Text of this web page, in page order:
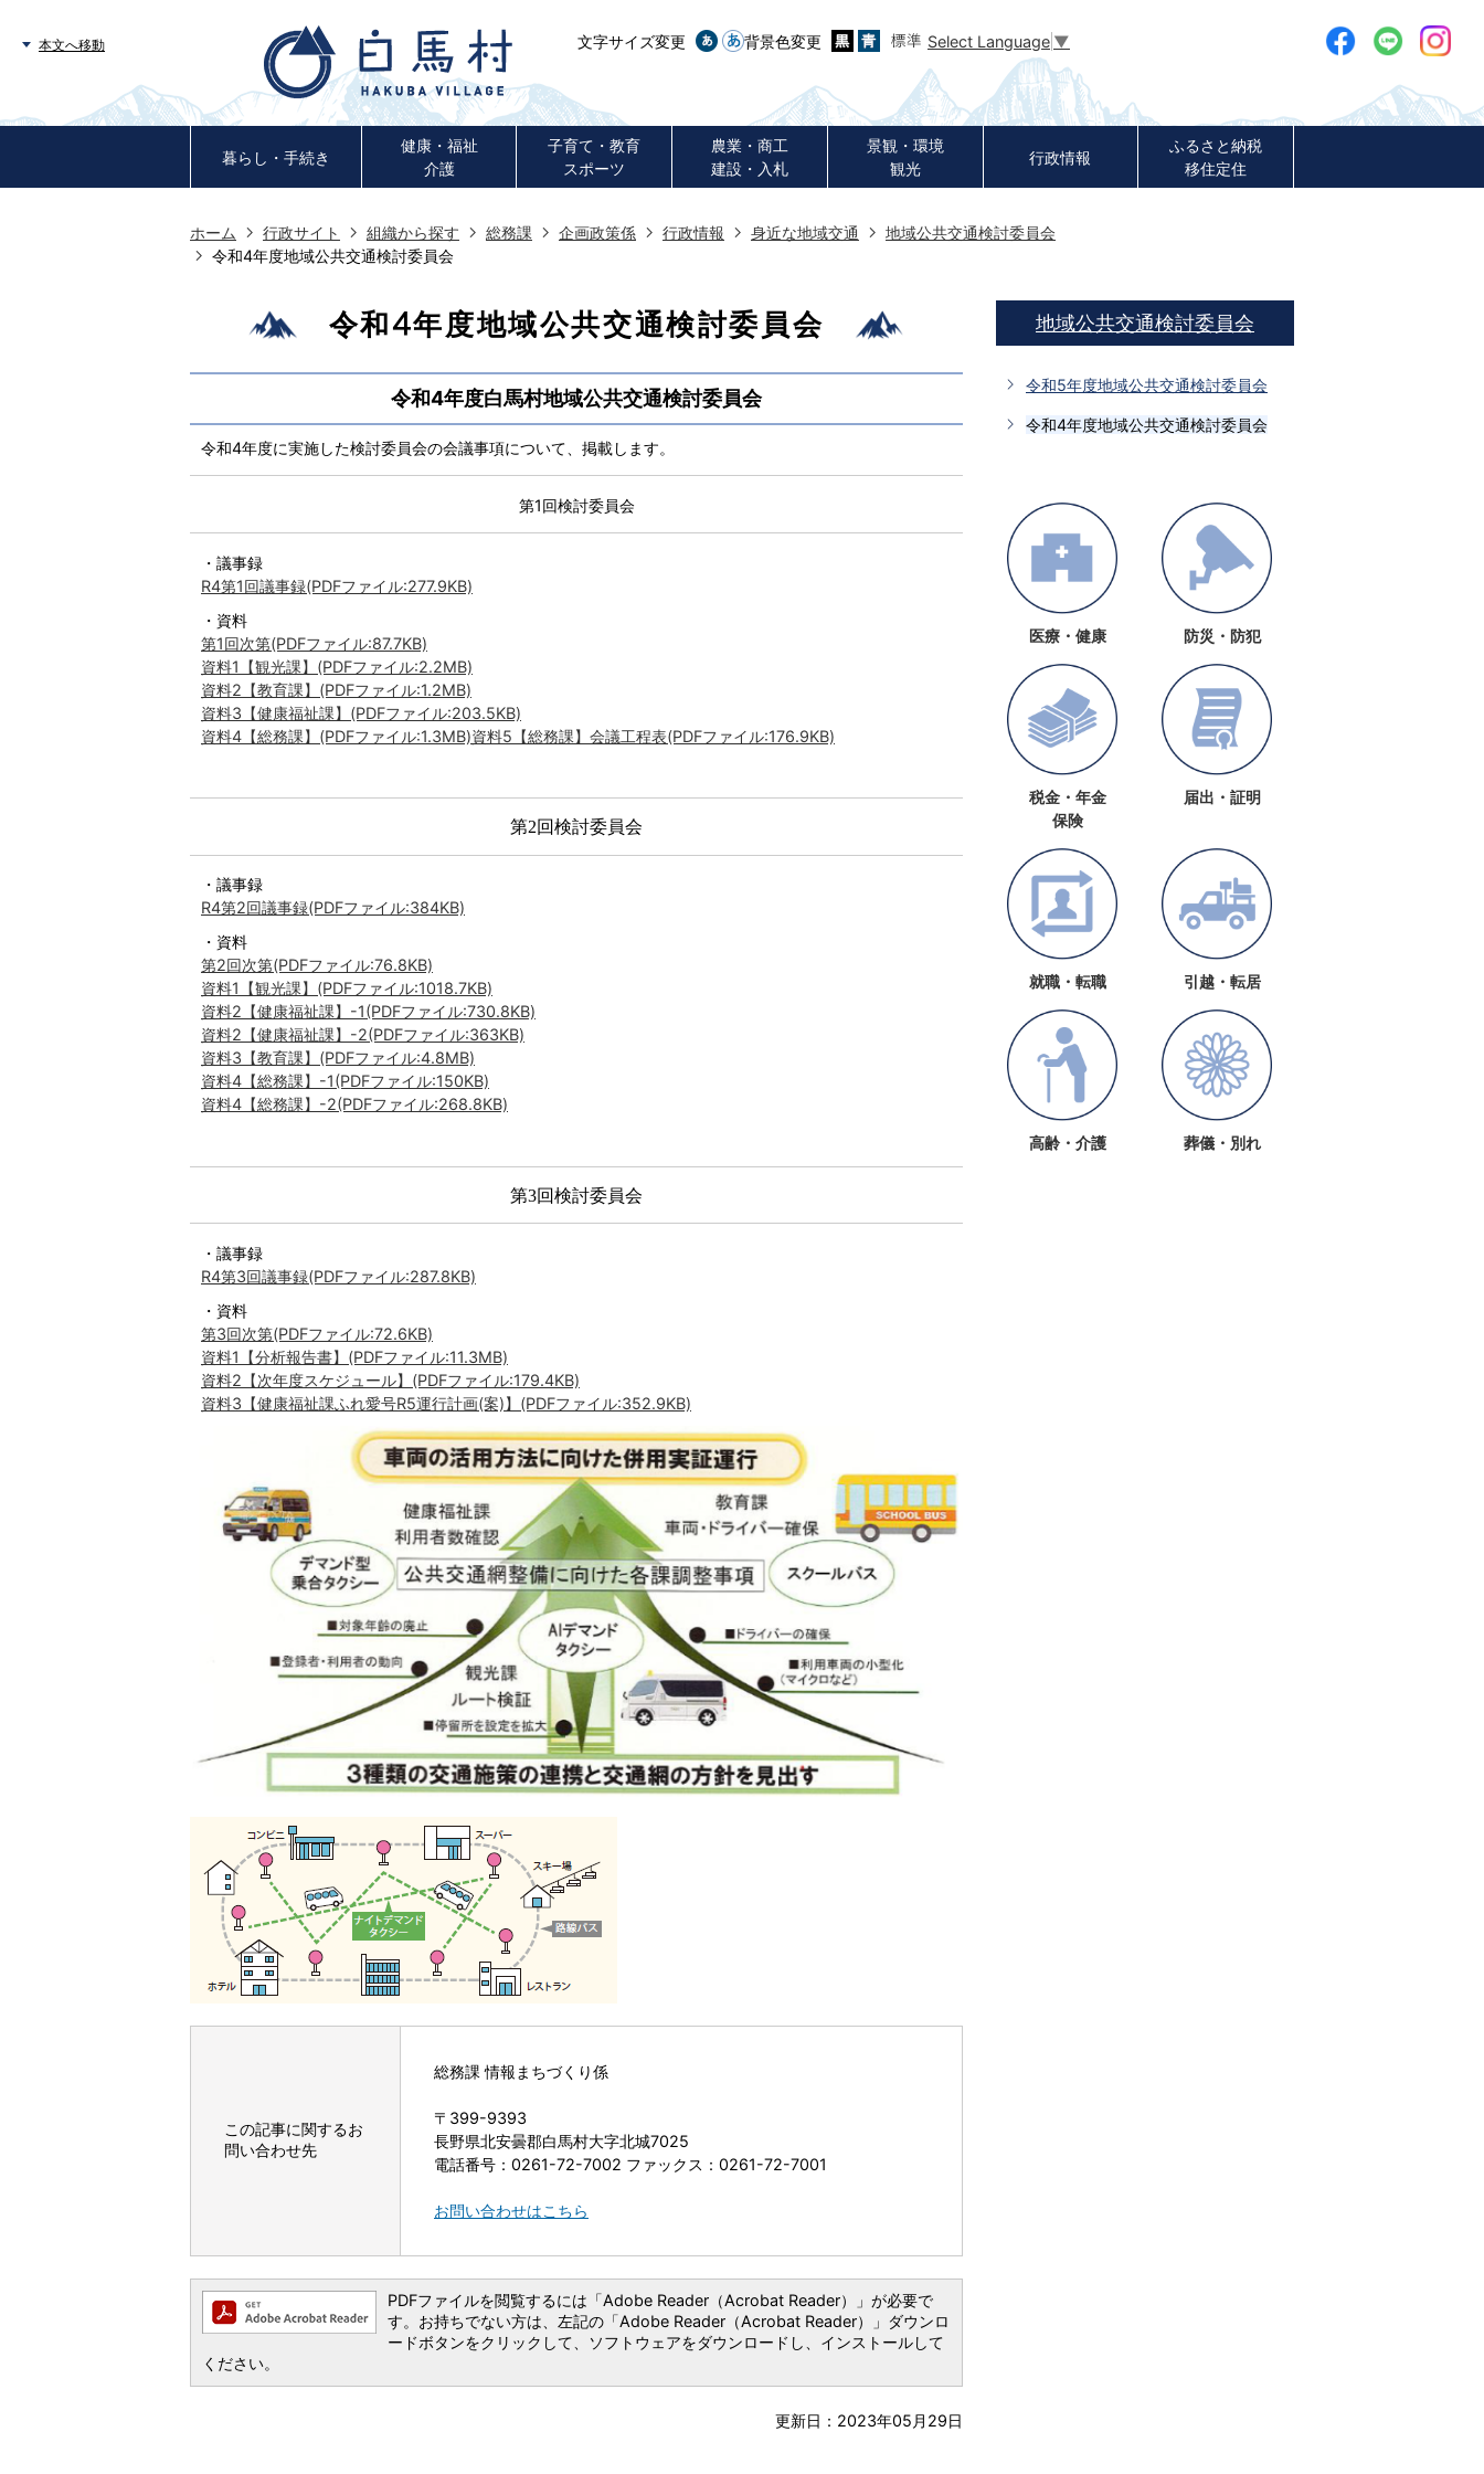
本文へ移動 文字サイズ変更 背景色変更 Select Language ▼
暮らし・手続き
健康・福祉
介護
子育て・教育
スポーツ
農業・商工
建設・入札
景観・環境
観光
行政情報
ふるさと納税
移住定住
ホーム 行政サイト 組織から探す 総務課 企画政策係 行政情報 身近な地域交通
地域公共交通検討委員会
令和4年度地域公共交通検討委員会
令和4年度地域公共交通検討委員会
令和4年度白馬村地域公共交通検討委員会
令和4年度に実施した検討委員会の会議事項について、掲載します。
第1回検討委員会
・議事録
R4第1回議事録(PDFファイル:277.9KB)
・資料
第1回次第(PDFファイル:87.7KB)
資料1【観光課】(PDFファイル:2.2MB)
資料2【教育課】(PDFファイル:1.2MB)
資料3【健康福祉課】(PDFファイル:203.5KB)
資料4【総務課】(PDFファイル:1.3MB)資料5【総務課】会議工程表(PDFファイル:176.9KB)
第2回検討委員会
・議事録
R4第2回議事録(PDFファイル:384KB)
・資料
第2回次第(PDFファイル:76.8KB)
資料1【観光課】(PDFファイル:1018.7KB)
資料2【健康福祉課】-1(PDFファイル:730.8KB)
資料2【健康福祉課】-2(PDFファイル:363KB)
資料3【教育課】(PDFファイル:4.8MB)
資料4【総務課】-1(PDFファイル:150KB)
資料4【総務課】-2(PDFファイル:268.8KB)
第3回検討委員会
・議事録
R4第3回議事録(PDFファイル:287.8KB)
・資料
第3回次第(PDFファイル:72.6KB)
資料1【分析報告書】(PDFファイル:11.3MB)
資料2【次年度スケジュール】(PDFファイル:179.4KB)
資料3【健康福祉課ふれ愛号R5運行計画(案)】(PDFファイル:352.9KB)
この記事に関するお
問い合わせ先
総務課 情報まちづくり係
〒399-9393
長野県北安曇郡白馬村大字北城7025
電話番号：0261-72-7002 ファックス：0261-72-7001
お問い合わせはこちら
PDFファイルを閲覧するには「Adobe Reader（Acrobat Reader）」が必要で
す。お持ちでない方は、左記の「Adobe Reader（Acrobat Reader）」ダウンロ
ードボタンをクリックして、ソフトウェアをダウンロードし、インストールして
ください。
更新日：2023年05月29日
地域公共交通検討委員会
令和5年度地域公共交通検討委員会
令和4年度地域公共交通検討委員会
医療・健康 防災・防犯
税金・年金
保険
届出・証明
就職・転職 引越・転居
高齢・介護 葬儀・別れ